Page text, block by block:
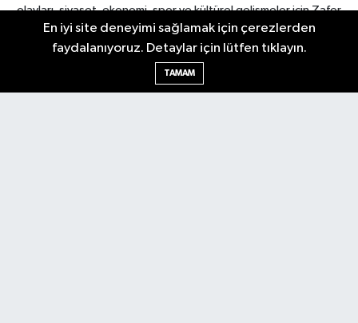
olayları, siyaset, ekonomi, spor ve kültürel gelişmeler için Zafer
Gazetesi'ni takip edin. Başkentin güvendiği haber kaynağı.
En iyi site deneyimi sağlamak için çerezlerden
faydalanıyoruz. Detaylar için lütfen tıklayın.
TAMAM